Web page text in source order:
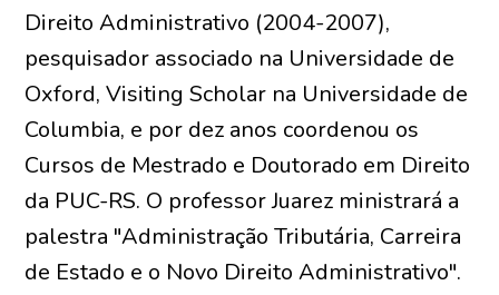
Direito Administrativo (2004-2007),
pesquisador associado na Universidade de
Oxford, Visiting Scholar na Universidade de
Columbia, e por dez anos coordenou os
Cursos de Mestrado e Doutorado em Direito
da PUC-RS. O professor Juarez ministrará a
palestra "Administração Tributária, Carreira
de Estado e o Novo Direito Administrativo".